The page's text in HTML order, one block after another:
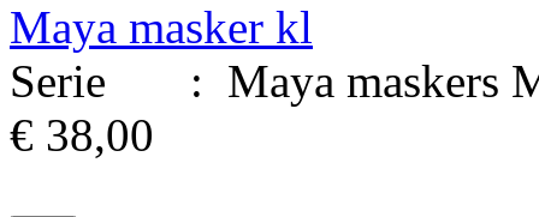
Maya masker kl
Serie : Maya maskers
€ 38,00